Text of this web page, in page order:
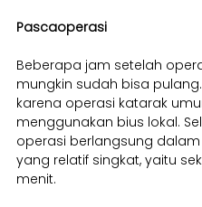
Pascaoperasi
Beberapa jam setelah
mungkin sudah bisa pulang.
karena operasi katarak
menggunakan bius lokal.
operasi berlangsung dalam
yang relatif singkat, yaitu
menit.